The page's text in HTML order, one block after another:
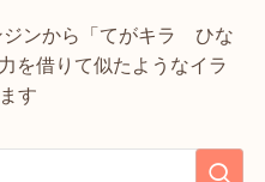
ジンから「てがキラ ひな
を借りて似たようなイラ
す